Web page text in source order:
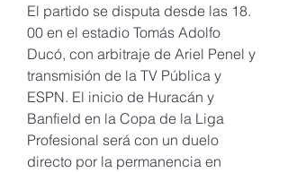
El partido se disputa desde las 18.
00 en el estadio Tomás Adolfo
Ducó, con arbitraje de Ariel Penel y
transmisión de la TV Pública y
ESPN. El inicio de Huracán y
Banfield en la Copa de la Liga
Profesional será con un duelo
directo por la permanencia en